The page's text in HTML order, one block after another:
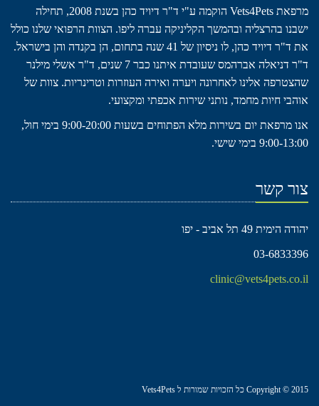
מרפאת Vets4Pets הוקמה ע"י ד"ר דיויד כהן בשנת 2008, תחילה
ישבנו בהרצליה ובהמשך הקליניקה עברה ליפו. הצוות הרפואי שלנו כולל
את ד"ר דיויד כהן, לו ניסיון של 41 שנה בתחום, הן בקנדה והן בישראל.
ד"ר דניאלה אברהמס שעובדת איתנו כבר 7 שנים, ד"ר אשלי מילנר
שהצטרפה אלינו לאחרונה ויערה ואירה העוזרות וטרינריות. צוות של
אוהבי חיות מחמד, נותני שירות אכפתי ומקצועי.
אנו מרפאת יום בשירות מלא הפתוחים בשעות 9:00-20:00 בימי חול,
9:00-13:00 בימי שישי.
צור קשר
יהודה הימית 49 תל אביב - יפו
03-6833396
clinic@vets4pets.co.il
Copyright © 2015 כל הזכויות שמורות ל Vets4Pets